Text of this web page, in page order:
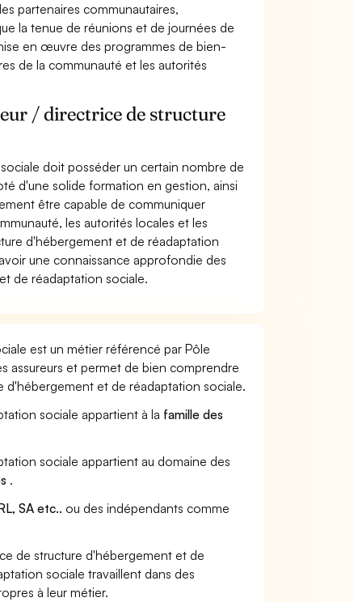
partenaires communautaires,
la tenue de réunions et de journées de
en œuvre des programmes de bien-
de la communauté et les autorités
/ directrice de structure
doit posséder un certain nombre de
d'une solide formation en gestion, ainsi
être capable de communiquer
les autorités locales et les
d'hébergement et de réadaptation
une connaissance approfondie des
de réadaptation sociale.
est un métier référencé par Pôle
assureurs et permet de bien comprendre
d'hébergement et de réadaptation sociale.
sociale appartient à la famille des
sociale appartient au domaine des
.
SA etc.. ou des indépendants comme
de structure d'hébergement et de
sociale travaillent dans des
à leur métier.